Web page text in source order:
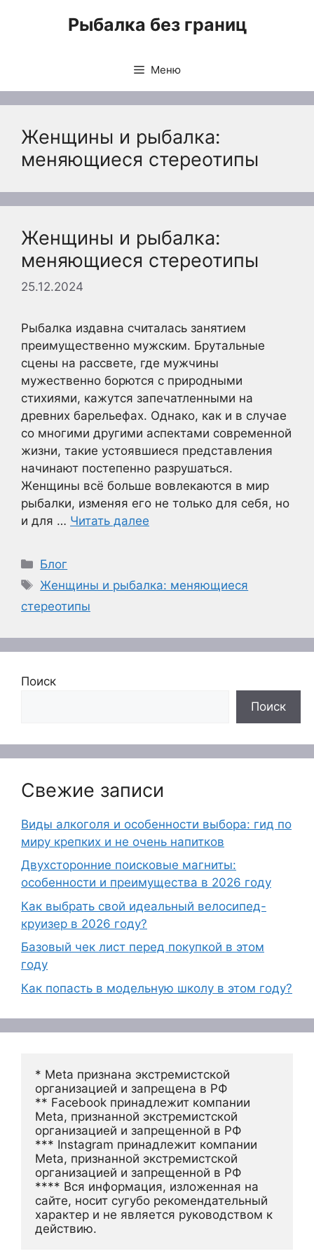
Рыбалка без границ
Меню
Женщины и рыбалка:
меняющиеся стереотипы
Женщины и рыбалка:
меняющиеся стереотипы
25.12.2024
Рыбалка издавна считалась занятием
преимущественно мужским. Брутальные
сцены на рассвете, где мужчины
мужественно борются с природными
стихиями, кажутся запечатленными на
древних барельефах. Однако, как и в случае
со многими другими аспектами современной
жизни, такие устоявшиеся представления
начинают постепенно разрушаться.
Женщины всё больше вовлекаются в мир
рыбалки, изменяя его не только для себя, но
и для … Читать далее
Рубрики
Блог
Метки
Женщины и рыбалка: меняющиеся
стереотипы
Поиск
Поиск
Свежие записи
Виды алкоголя и особенности выбора: гид по
миру крепких и не очень напитков
Двухсторонние поисковые магниты:
особенности и преимущества в 2026 году
Как выбрать свой идеальный велосипед-
круизер в 2026 году?
Базовый чек лист перед покупкой в этом
году
Как попасть в модельную школу в этом году?
* Meta признана экстремистской
организацией и запрещена в РФ
** Facebook принадлежит компании
Meta, признанной экстремистской
организацией и запрещенной в РФ
*** Instagram принадлежит компании
Meta, признанной экстремистской
организацией и запрещенной в РФ
**** Вся информация, изложенная на
сайте, носит сугубо рекомендательный
характер и не является руководством к
действию.